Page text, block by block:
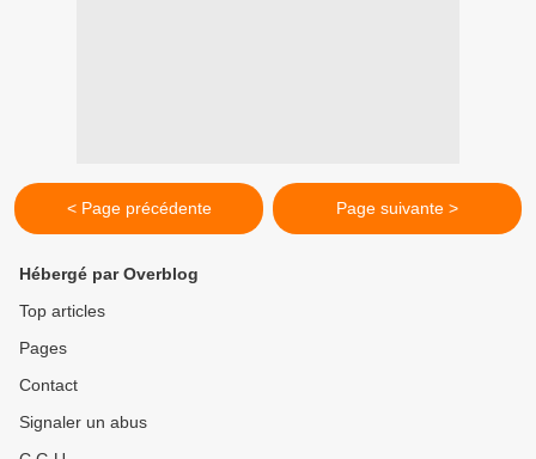
< Page précédente Page suivante >
Hébergé par Overblog
Top articles
Pages
Contact
Signaler un abus